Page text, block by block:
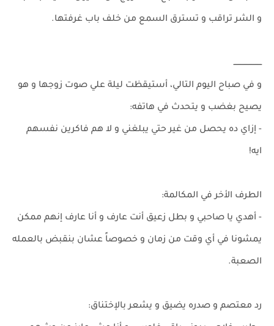
و الشر تراقب و تسترق السمع من خلف باب غرفتها.
ـــــــــــــــــــــــ
و في صباح اليوم التالي، أستيقظت ليلة علي صوت زوجها و هو
يصيح بغضب و يتحدث في هاتفه:
- إزاي ده يحصل من غير حتي يبلغني و لا هم فاكرين نفسهم
ايه!
الطرف الأخر في المكالمة:
- أهدي يا صاحبي و بطل زعيق أنت عارف و أنا عارف إنهم ممكن
يمشونا في أي وقت من زمان و خصوصاً عشان بنقبض بالعمله
الصعبة.
رد معتصم و صدره يضيق و يشعر بالإختناق: